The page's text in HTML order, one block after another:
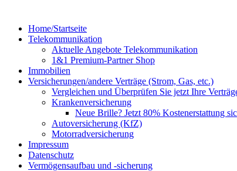
Home/Startseite
Telekommunikation
Aktuelle Angebote Telekommunikation
1&1 Premium-Partner Shop
Immobilien
Versicherungen/andere Verträge (Strom, Gas, etc.)
Vergleichen und Überprüfen Sie jetzt Ihre
Krankenversicherung
Neue Brille? Jetzt 80% Kostenerstattung
Autoversicherung (KfZ)
Motorradversicherung
Impressum
Datenschutz
Vermögensaufbau und -sicherung